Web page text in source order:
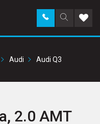
Поиск
по
Заказать
звонок в
Audi Audi Q3
2.0 AMT